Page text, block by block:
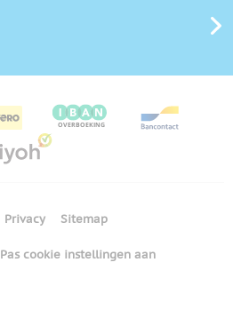
Privacy Sitemap
Pas cookie instellingen aan